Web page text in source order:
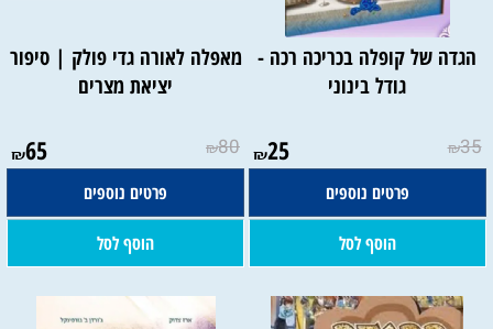
הגדה של קופלה בכריכה רכה -
גודל בינוני
₪35
₪25
פרטים נוספים
הוסף לסל
מאפלה לאורה גדי פולק | סיפור
יציאת מצרים
₪80
₪65
פרטים נוספים
הוסף לסל